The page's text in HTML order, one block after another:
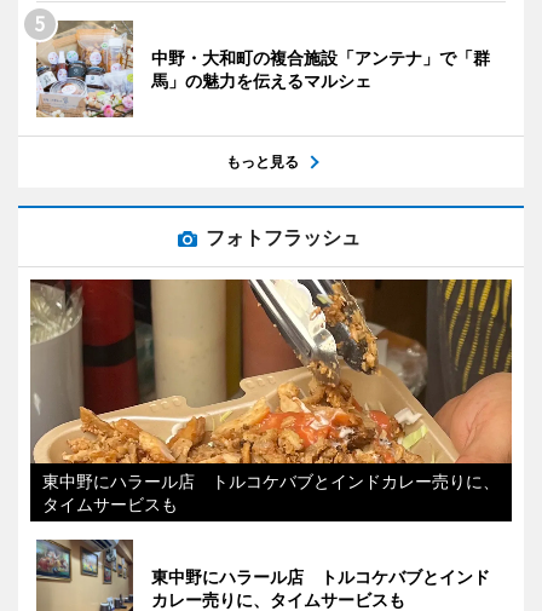
中野・大和町の複合施設「アンテナ」で「群
馬」の魅力を伝えるマルシェ
もっと見る
フォトフラッシュ
東中野にハラール店 トルコケバブとインドカレー売りに、
タイムサービスも
東中野にハラール店 トルコケバブとインド
カレー売りに、タイムサービスも